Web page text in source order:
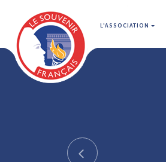
L'ASSOCIATION